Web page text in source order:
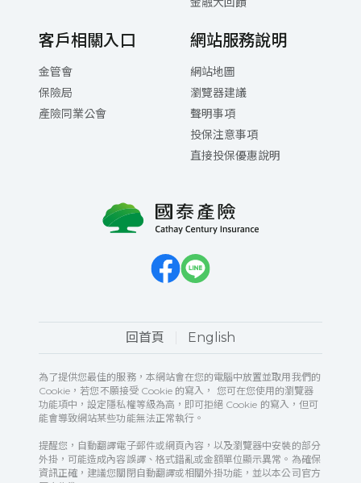
客戶相關入口
金管會
保險局
產險同業公會
網站服務說明
網站地圖
瀏覽器建議
聲明事項
投保注意事項
直接投保優惠說明
回首頁 English
為了提供您最佳的服務，本網站會在您的電腦中放置並取用我們的
Cookie，若您不願接受 Cookie 的寫入， 您可在您使用的瀏覽器
功能項中，設定隱私權等級為高，即可拒絕 Cookie 的寫入，但可
能會導致網站某些功能無法正常執行。
提醒您，自動翻譯電子郵件或網頁內容，以及瀏覽器中安裝的部分
外掛，可能造成內容誤譯、格式錯亂或金額單位顯示異常。為確保
資訊正確，建議您關閉自動翻譯或相關外掛功能，並以本公司官方